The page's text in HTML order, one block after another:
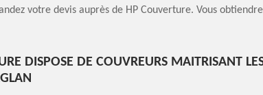
votre devis auprès de HP Couverture. Vous
DISPOSE DE COUVREURS MAITRISANT